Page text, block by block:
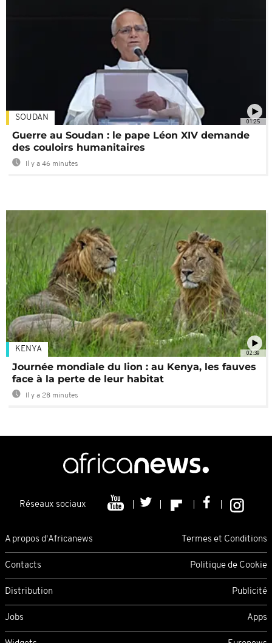
01:25
SOUDAN
Guerre au Soudan : le pape Léon XIV demande
des couloirs humanitaires
Il y a 46 minutes
02:39
KENYA
Journée mondiale du lion : au Kenya, les fauves
face à la perte de leur habitat
Il y a 28 minutes
Réseaux sociaux
A propos d'Africanews Termes et Conditions
Contacts Politique de Cookie
Distribution Publicité
Jobs Apps